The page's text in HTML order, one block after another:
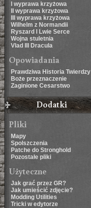
I wyprawa krzyżowa
II wyprawa krzyżowa
III wyprawa krzyżowa
Wilhelm z Normandii
Ryszard I Lwie Serce
Wojna stuletnia
Vlad III Dracula
Opowiadania
Prawdziwa Historia Twierdzy
Boże przeznaczenie
Zaginione Cesarstwo
Dodatki
Pliki
Mapy
Spolszczenia
Patche do Stronghold
Pozostałe pliki
Użyteczne
Jak grać przez GR?
Jak umieścić zdjęcie?
Modding Utilities
Tricki w edytorze